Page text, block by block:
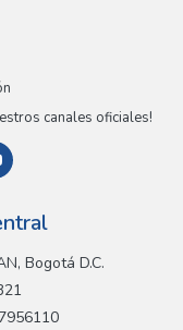
canales oficiales!
Bogotá D.C.